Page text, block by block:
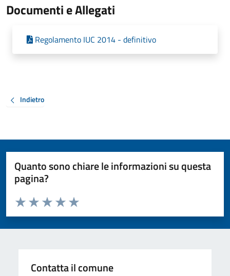
Documenti e Allegati
Regolamento IUC 2014 - definitivo
Indietro
Quanto sono chiare le informazioni su questa
pagina?
Valuta da 1 a 5 stelle la pagina
Valuta 5 stelle su 5
Valuta 4 stelle su 5
Valuta 3 stelle su 5
Valuta 2 stelle su 5
Valuta 1 stelle su 5
Contatta il comune